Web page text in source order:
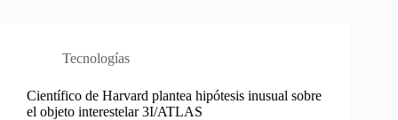
Tecnologías
Científico de Harvard plantea hipótesis inusual sobre
el objeto interestelar 3I/ATLAS